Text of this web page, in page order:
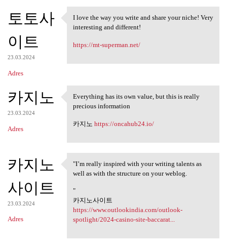
토토사
이트
23.03.2024
Adres
I love the way you write and
I love the way you write and share your niche! Very
interesting and different!
https://mt-superman.net/
카지노
23.03.2024
Adres
Everything has its own value,
Everything has its own value, but this is really
precious information
카지노 https://oncahub24.io/
카지노
사이트
23.03.2024
Adres
"I’m really inspired with
"I’m really inspired with your writing talents as
well as with the structure on your weblog.
"
카지노사이트
https://www.outlookindia.com/outlook-
spotlight/2024-casino-site-baccarat...